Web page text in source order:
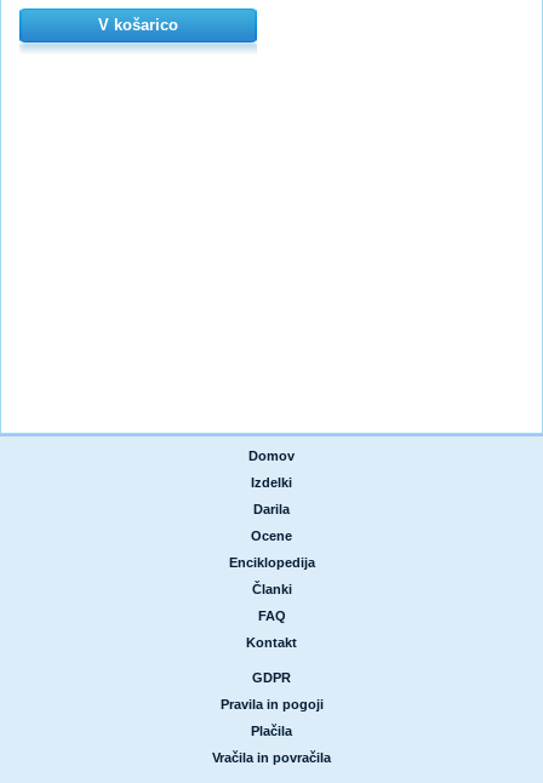
V košarico
Domov
Izdelki
Darila
Ocene
Enciklopedija
Članki
FAQ
Kontakt
GDPR
Pravila in pogoji
Plačila
Vračila in povračila